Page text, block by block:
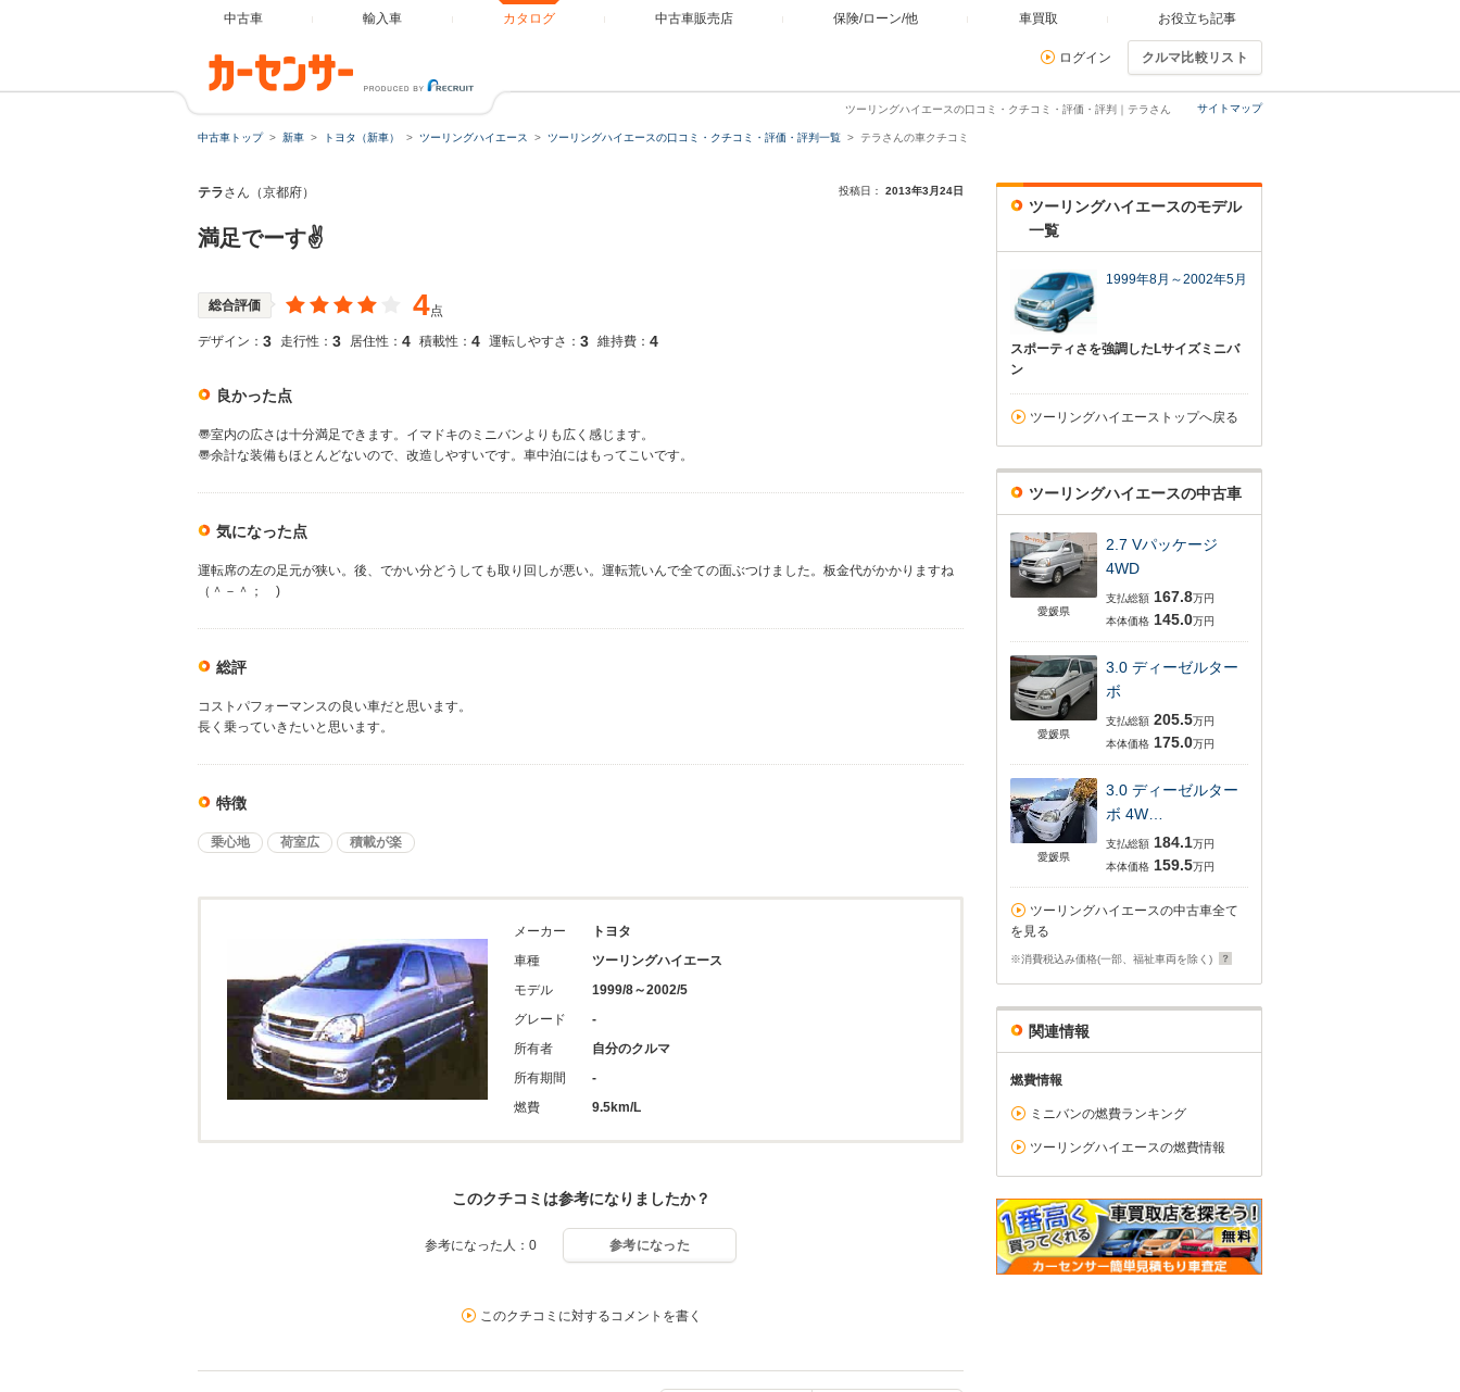
中古車 輸入車 カタログ 中古車販売店 保険/ローン/他 車買取 お役立ち記事
ログイン クルマ比較リスト
サイトマップ
ツーリングハイエースの口コミ・クチコミ・評価・評判｜テラさん
中古車トップ 新車 トヨタ（新車） ツーリングハイエース ツーリングハイエースの口コミ・クチコミ・評価・評判一覧 テラさんの車クチコミ
テラさん（京都府） 投稿日： 2013年3月24日
満足でーす✌
総合評価 4点
デザイン： 3 走行性： 3 居住性： 4 積載性： 4 運転しやすさ： 3 維持費： 4
良かった点
〠室内の広さは十分満足できます。イマドキのミニバンよりも広く感じます。
〠余計な装備もほとんどないので、改造しやすいです。車中泊にはもってこいです。
気になった点
運転席の左の足元が狭い。後、でかい分どうしても取り回しが悪い。運転荒いんで全ての面ぶつけました。板金代がかかりますね
（＾－＾； )
総評
コストパフォーマンスの良い車だと思います。
長く乗っていきたいと思います。
特徴
乗心地 荷室広 積載が楽
メーカー
トヨタ
車種
ツーリングハイエース
モデル
1999/8～2002/5
グレード
-
所有者
自分のクルマ
所有期間
-
燃費
9.5km/L
このクチコミは参考になりましたか？
参考になった人：0 参考になった
このクチコミに対するコメントを書く
ツーリングハイエースのモデル
一覧
1999年8月～2002年5月
スポーティさを強調したLサイズミニバ
ン
ツーリングハイエーストップへ戻る
ツーリングハイエースの中古車
愛媛県
2.7 Vパッケージ
4WD
支払総額 167.8万円
本体価格 145.0万円
愛媛県
3.0 ディーゼルター
ボ
支払総額 205.5万円
本体価格 175.0万円
愛媛県
3.0 ディーゼルター
ボ 4W…
支払総額 184.1万円
本体価格 159.5万円
ツーリングハイエースの中古車全て
を見る
※消費税込み価格(一部、福祉車両を除く)
関連情報
燃費情報
ミニバンの燃費ランキング
ツーリングハイエースの燃費情報